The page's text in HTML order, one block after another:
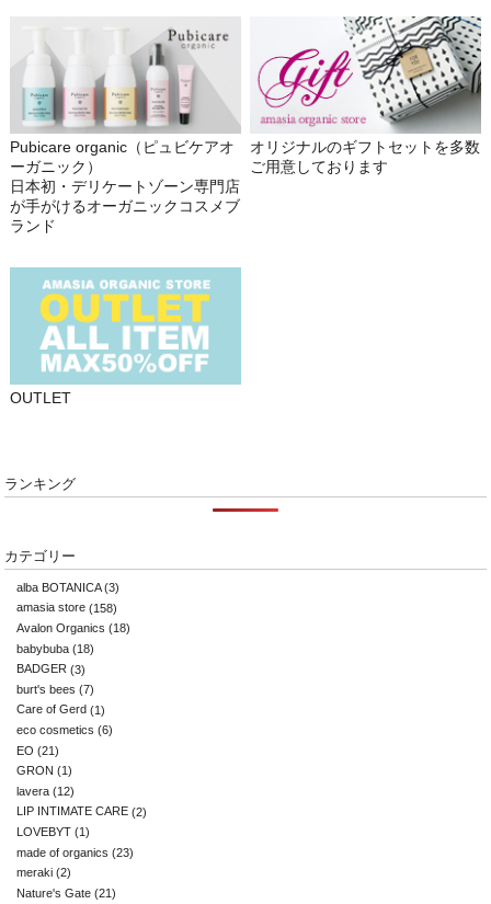
Pubicare organic（ピュビケアオ
ーガニック）
日本初・デリケートゾーン専門店
が手がけるオーガニックコスメブ
ランド
オリジナルのギフトセットを多数
ご用意しております
OUTLET
ランキング
カテゴリー
alba BOTANICA(3)
amasia store (158)
Avalon Organics (18)
babybuba (18)
BADGER (3)
burt's bees (7)
Care of Gerd (1)
eco cosmetics (6)
EO (21)
GRON (1)
lavera (12)
LIP INTIMATE CARE (2)
LOVEBYT (1)
made of organics (23)
meraki (2)
Nature's Gate (21)